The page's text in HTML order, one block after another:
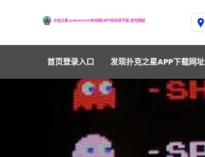
首页登录入口 发现扑克之星APP下载网址